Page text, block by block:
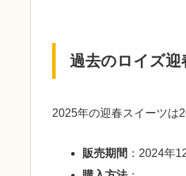
過去のロイズ迎
2025年の迎春スイーツは
販売期間 ：2024年